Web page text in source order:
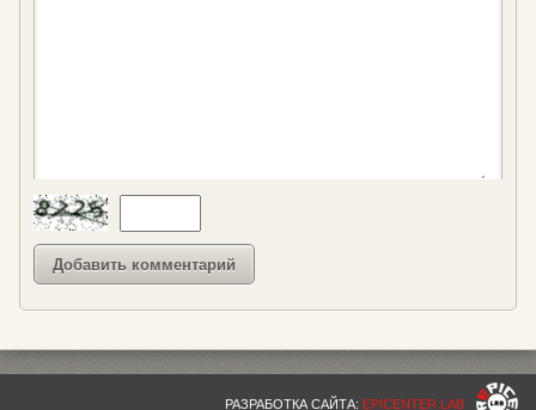
РАЗРАБОТКА САЙТА: EPICENTER LAB